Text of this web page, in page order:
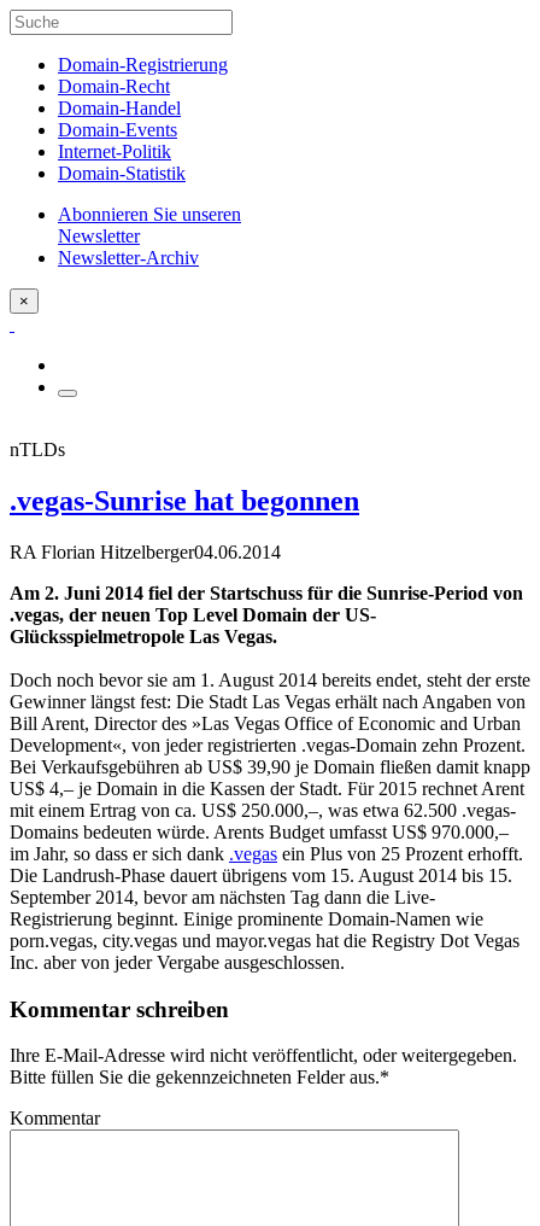
Domain-Registrierung
Domain-Recht
Domain-Handel
Domain-Events
Internet-Politik
Domain-Statistik
Abonnieren Sie unseren
Newsletter
Newsletter-Archiv
×
nTLDs
.vegas-Sunrise hat begonnen
RA Florian Hitzelberger04.06.2014
Am 2. Juni 2014 fiel der Startschuss für die Sunrise-Period von
.vegas, der neuen Top Level Domain der US-
Glücksspielmetropole Las Vegas.
Doch noch bevor sie am 1. August 2014 bereits endet, steht der erste
Gewinner längst fest: Die Stadt Las Vegas erhält nach Angaben von
Bill Arent, Director des »Las Vegas Office of Economic and Urban
Development«, von jeder registrierten .vegas-Domain zehn Prozent.
Bei Verkaufsgebühren ab US$ 39,90 je Domain fließen damit knapp
US$ 4,– je Domain in die Kassen der Stadt. Für 2015 rechnet Arent
mit einem Ertrag von ca. US$ 250.000,–, was etwa 62.500 .vegas-
Domains bedeuten würde. Arents Budget umfasst US$ 970.000,–
im Jahr, so dass er sich dank .vegas ein Plus von 25 Prozent erhofft.
Die Landrush-Phase dauert übrigens vom 15. August 2014 bis 15.
September 2014, bevor am nächsten Tag dann die Live-
Registrierung beginnt. Einige prominente Domain-Namen wie
porn.vegas, city.vegas und mayor.vegas hat die Registry Dot Vegas
Inc. aber von jeder Vergabe ausgeschlossen.
Kommentar schreiben
Ihre E-Mail-Adresse wird nicht veröffentlicht, oder weitergegeben.
Bitte füllen Sie die gekennzeichneten Felder aus.*
Kommentar